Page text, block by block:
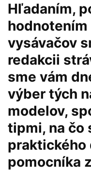
Hľadaním,
hodnotením
vysávačov
redakcii
sme vám
výber tých
modelov,
tipmi, na čo
praktického
pomocníka